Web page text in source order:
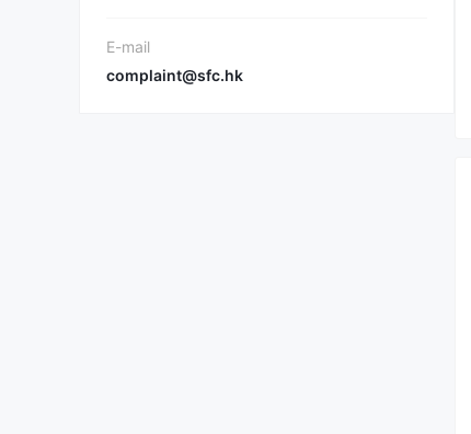
E-mail
complaint@sfc.hk